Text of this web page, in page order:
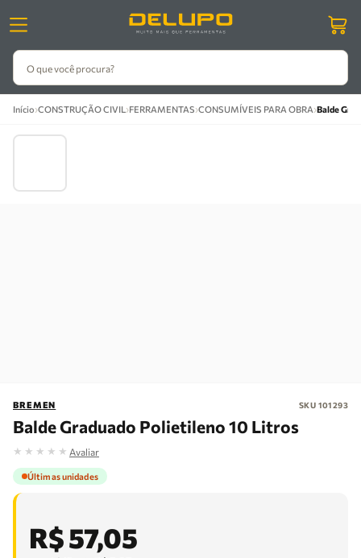
O que você procura?
Início›CONSTRUÇÃO CIVIL ›FERRAMENTAS›CONSUMÍVEIS PARA OBRA›Balde
BREMEN SKU 101293
Balde Graduado Polietileno 10 Litros
★ ★ ★ ★ ★ Avaliar
Últimas unidades
R$57,05